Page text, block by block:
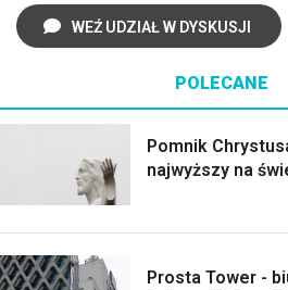
WEŹ UDZIAŁ W DYSKUSJI
POLECANE
Pomnik
najwyższy na
Prosta Tower -